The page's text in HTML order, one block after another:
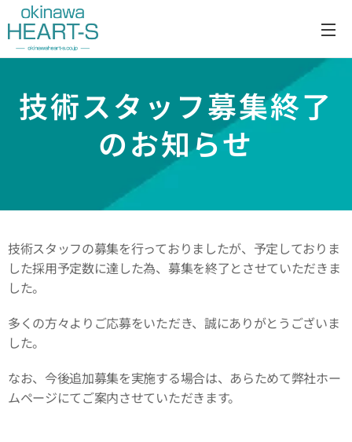
技術スタッフ募集終了
のお知らせ
技術スタッフの募集を行っておりましたが、予定しておりま
した採用予定数に達した為、募集を終了とさせていただきま
した。
多くの方々よりご応募をいただき、誠にありがとうございま
した。
なお、今後追加募集を実施する場合は、あらためて弊社ホー
ムページにてご案内させていただきます。